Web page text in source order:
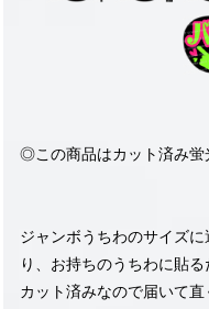
◎この商品はカット済み
ジャンボうちわのサイズ
り、お持ちのうちわに貼る
カット済みなので届いて